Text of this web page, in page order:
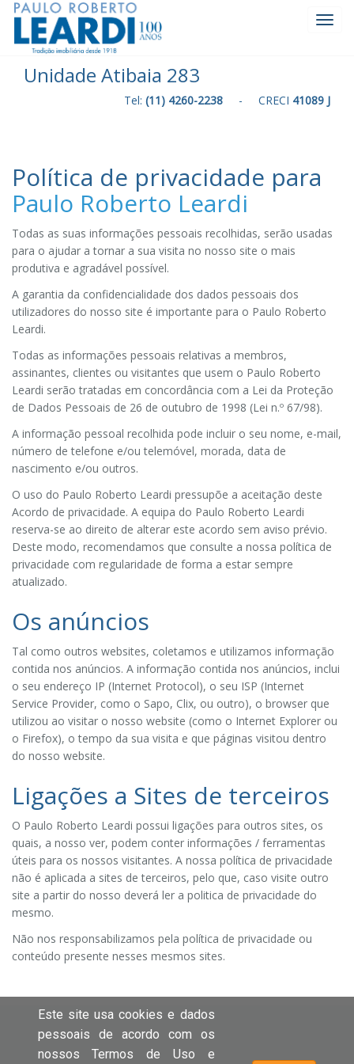
Unidade Atibaia 283
Tel: (11) 4260-2238 - CRECI 41089 J
Política de privacidade para
Paulo Roberto Leardi
Todas as suas informações pessoais recolhidas, serão usadas
para o ajudar a tornar a sua visita no nosso site o mais
produtiva e agradável possível.
A garantia da confidencialidade dos dados pessoais dos
utilizadores do nosso site é importante para o Paulo Roberto
Leardi.
Todas as informações pessoais relativas a membros,
assinantes, clientes ou visitantes que usem o Paulo Roberto
Leardi serão tratadas em concordância com a Lei da Proteção
de Dados Pessoais de 26 de outubro de 1998 (Lei n.º 67/98).
A informação pessoal recolhida pode incluir o seu nome, e-mail,
número de telefone e/ou telemóvel, morada, data de
nascimento e/ou outros.
O uso do Paulo Roberto Leardi pressupõe a aceitação deste
Acordo de privacidade. A equipa do Paulo Roberto Leardi
reserva-se ao direito de alterar este acordo sem aviso prévio.
Deste modo, recomendamos que consulte a nossa política de
privacidade com regularidade de forma a estar sempre
atualizado.
Os anúncios
Tal como outros websites, coletamos e utilizamos informação
contida nos anúncios. A informação contida nos anúncios, inclui
o seu endereço IP (Internet Protocol), o seu ISP (Internet
Service Provider, como o Sapo, Clix, ou outro), o browser que
utilizou ao visitar o nosso website (como o Internet Explorer ou
o Firefox), o tempo da sua visita e que páginas visitou dentro
do nosso website.
Ligações a Sites de terceiros
O Paulo Roberto Leardi possui ligações para outros sites, os
quais, a nosso ver, podem conter informações / ferramentas
úteis para os nossos visitantes. A nossa política de privacidade
não é aplicada a sites de terceiros, pelo que, caso visite outro
site a partir do nosso deverá ler a politica de privacidade do
mesmo.
Não nos responsabilizamos pela política de privacidade ou
conteúdo presente nesses mesmos sites.
Este site usa cookies e dados
pessoais de acordo com os
nossos Termos de Uso e